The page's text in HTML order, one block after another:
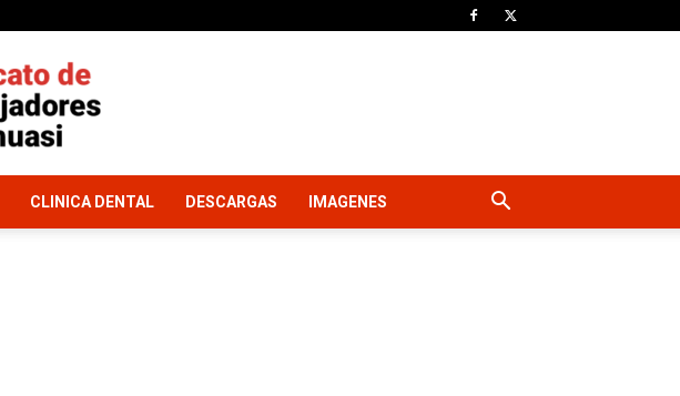
CLINICA DENTAL DESCARGAS IMAGENES